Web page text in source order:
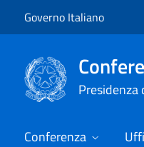
Governo Italiano
Presidenza
Conferenza